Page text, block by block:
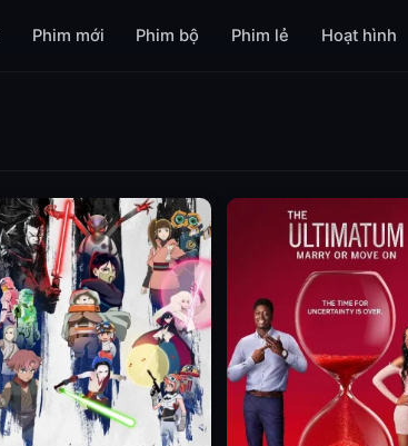
Phim mới Phim bộ Phim lẻ Hoạt hình